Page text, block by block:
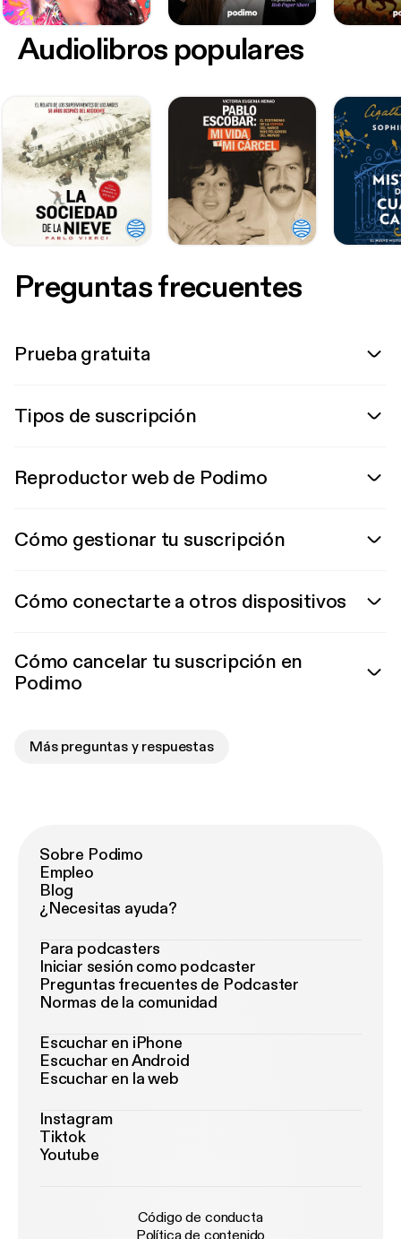
Audiolibros populares
Preguntas frecuentes
Prueba gratuita
Tipos de suscripción
Reproductor web de Podimo
Cómo gestionar tu suscripción
Cómo conectarte a otros dispositivos
Cómo cancelar tu suscripción en
Podimo
Más preguntas y respuestas
Sobre Podimo
Empleo
Blog
¿Necesitas ayuda?
Para podcasters
Iniciar sesión como podcaster
Preguntas frecuentes de Podcaster
Normas de la comunidad
Escuchar en iPhone
Escuchar en Android
Escuchar en la web
Instagram
Tiktok
Youtube
Código de conducta
Política de contenido